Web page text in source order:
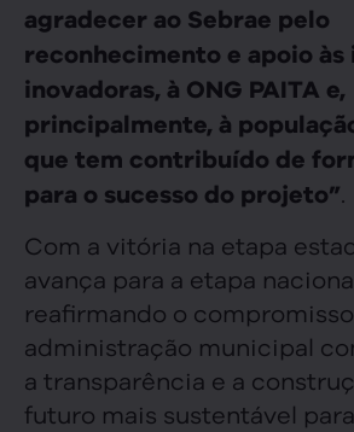
agradecer ao Sebrae pelo
reconhecimento e apoio
inovadoras, à ONG PAITA e,
principalmente, à
que tem contribuído de
para o sucesso do projeto”.
Com a vitória na etapa
avança para a etapa
reafirmando o
administração municipal
a transparência e a
futuro mais sustentável